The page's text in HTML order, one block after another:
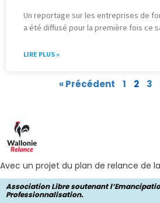
Un reportage sur les entreprises de
a été diffusé pour la première fois ce
LIRE PLUS »
« Précédent 1 2 3
Avec un projet du plan de relance de
Association Libre soutenant
Professionnalisation.